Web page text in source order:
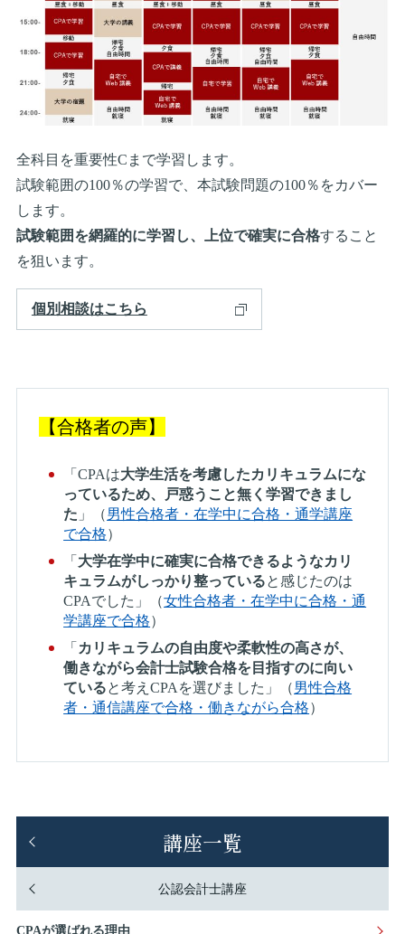
全科目を重要性Cまで学習します。
試験範囲の100％の学習で、本試験問題の100％をカバー
します。
試験範囲を網羅的に学習し、上位で確実に合格すること
を狙います。
個別相談はこちら
【合格者の声】
「CPAは大学生活を考慮したカリキュラムにな
っているため、戸惑うこと無く学習できまし
た 」（男性合格者・在学中に合格・通学講座
で合格）
「 大学在学中に確実に合格できるようなカリ
キュラムがしっかり整っていると感じたのは
CPAでした」（女性合格者・在学中に合格・通
学講座で合格）
「 カリキュラムの自由度や柔軟性の高さが、
働きながら会計士試験合格を目指すのに向い
ていると考えCPAを選びました」（男性合格
者・通信講座で合格・働きながら合格）
講座一覧
公認会計士講座
CPAが選ばれる理由